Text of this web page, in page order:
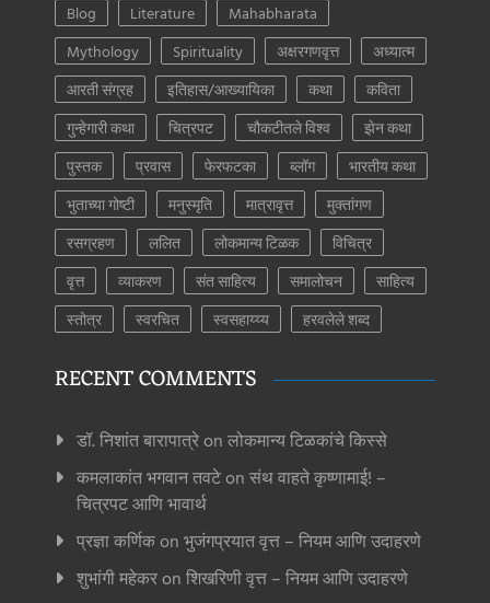
Blog Literature
Mahabharata
Mythology
Spirituality अक्षरगणवृत्त
अध्यात्म
आरती संग्रह
इतिहास/आख्यायिका कथा
कविता
गुन्हेगारी कथा
चित्रपट चौकटीतले विश्व
झेन कथा
पुस्तक
प्रवास फेरफटका ब्लॉग
भारतीय कथा
भुताच्या गोष्टी
मनुस्मृति मात्रावृत्त
मुक्तांगण
रसग्रहण
ललित लोकमान्य टिळक
विचित्र
वृत्त
व्याकरण संत साहित्य समालोचन
साहित्य
स्तोत्र
स्वरचित स्वसहाय्य्य हरवलेले शब्द
RECENT COMMENTS
डॉ. निशांत बारापात्रेon लोकमान्य टिळकांचे किस्से
कमलाकांत भगवान तवटेon संथ वाहते कृष्णामाई! –
चित्रपट आणि भावार्थ
प्रज्ञा कर्णिकon भुजंगप्रयात वृत्त – नियम आणि उदाहरणे
शुभांगी महेकरon शिखरिणी वृत्त – नियम आणि उदाहरणे